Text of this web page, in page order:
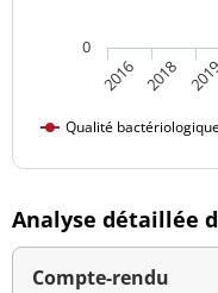
Qualité
2016 2018
0
Analyse détaillée
Compte-rendu